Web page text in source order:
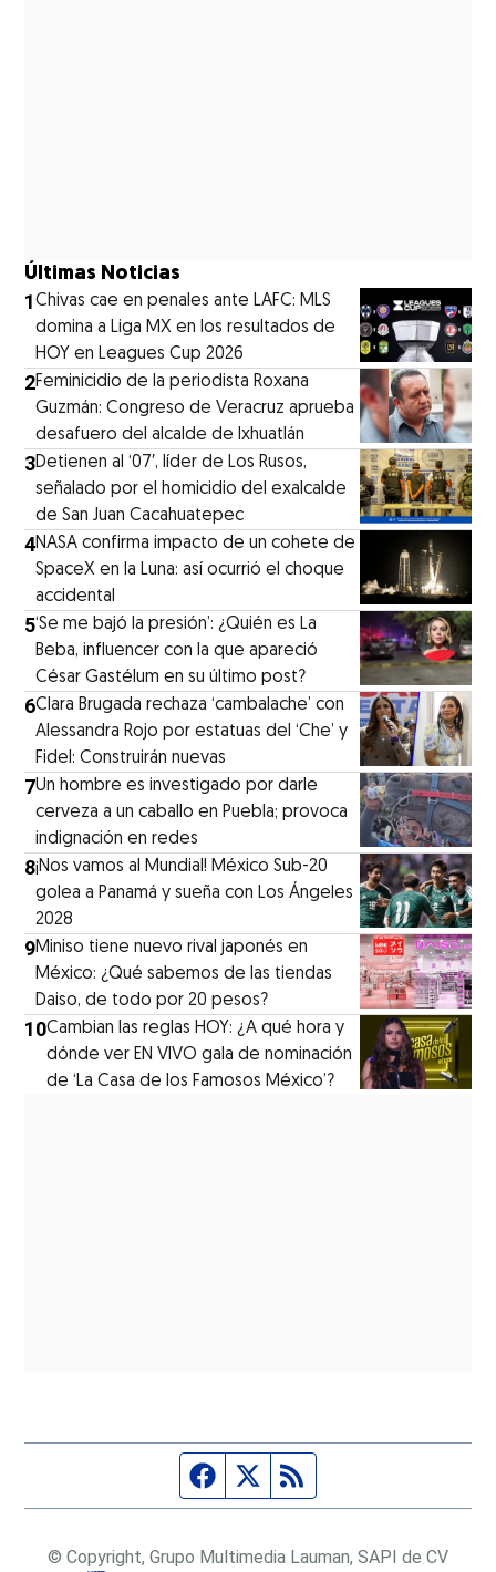
Últimas Noticias
1Chivas cae en penales ante LAFC: MLS
domina a Liga MX en los resultados de
HOY en Leagues Cup 2026
2Feminicidio de la periodista Roxana
Guzmán: Congreso de Veracruz aprueba
desafuero del alcalde de Ixhuatlán
3Detienen al ‘07′, líder de Los Rusos,
señalado por el homicidio del exalcalde
de San Juan Cacahuatepec
4NASA confirma impacto de un cohete de
SpaceX en la Luna: así ocurrió el choque
accidental
5‘Se me bajó la presión’: ¿Quién es La
Beba, influencer con la que apareció
César Gastélum en su último post?
6Clara Brugada rechaza ‘cambalache’ con
Alessandra Rojo por estatuas del ‘Che’ y
Fidel: Construirán nuevas
7Un hombre es investigado por darle
cerveza a un caballo en Puebla; provoca
indignación en redes
8¡Nos vamos al Mundial! México Sub-20
golea a Panamá y sueña con Los Ángeles
2028
9Miniso tiene nuevo rival japonés en
México: ¿Qué sabemos de las tiendas
Daiso, de todo por 20 pesos?
10Cambian las reglas HOY: ¿A qué hora y
dónde ver EN VIVO gala de nominación
de ‘La Casa de los Famosos México’?
Página de Facebook
Fuente Twitter
© Copyright, Grupo Multimedia Lauman, SAPI de CV